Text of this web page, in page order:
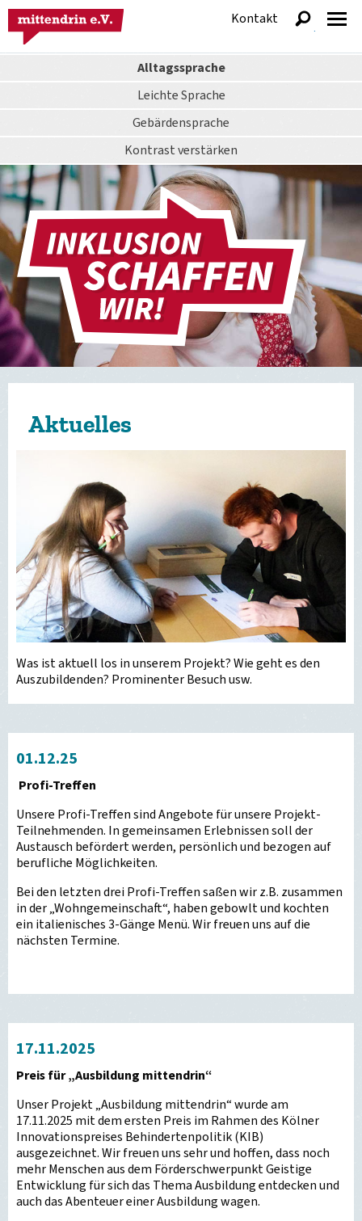
Alltagssprache
Leichte Sprache
Gebärdensprache
Kontrastverstärken
Kontakt
anzeigen
Aktuelles
Was ist aktuell los in unserem Projekt? Wie geht es den
Auszubildenden? Prominenter Besuch usw.
01.12.25
Profi-Treffen
Unsere Profi-Treffen sind Angebote für unsere Projekt-
Teilnehmenden. In gemeinsamen Erlebnissen soll der
Austausch befördert werden, persönlich und bezogen auf
berufliche Möglichkeiten.
Bei den letzten drei Profi-Treffen saßen wir z.B. zusammen
in der „Wohngemeinschaft“, haben gebowlt und kochten
ein italienisches 3-Gänge Menü. Wir freuen uns auf die
nächsten Termine.
17.11.2025
Preis für „Ausbildung mittendrin“
Unser Projekt „Ausbildung mittendrin“ wurde am
17.11.2025 mit dem ersten Preis im Rahmen des Kölner
Innovationspreises Behindertenpolitik (KIB)
ausgezeichnet. Wir freuen uns sehr und hoffen, dass noch
mehr Menschen aus dem Förderschwerpunkt Geistige
Entwicklung für sich das Thema Ausbildung entdecken und
auch das Abenteuer einer Ausbildung wagen.